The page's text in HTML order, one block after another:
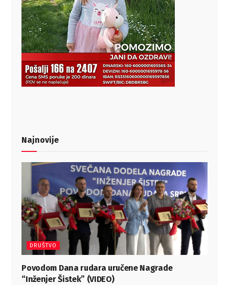
Najnovije
DRUŠTVO
Povodom Dana rudara uručene Nagrade
“Inženjer Šistek” (VIDEO)